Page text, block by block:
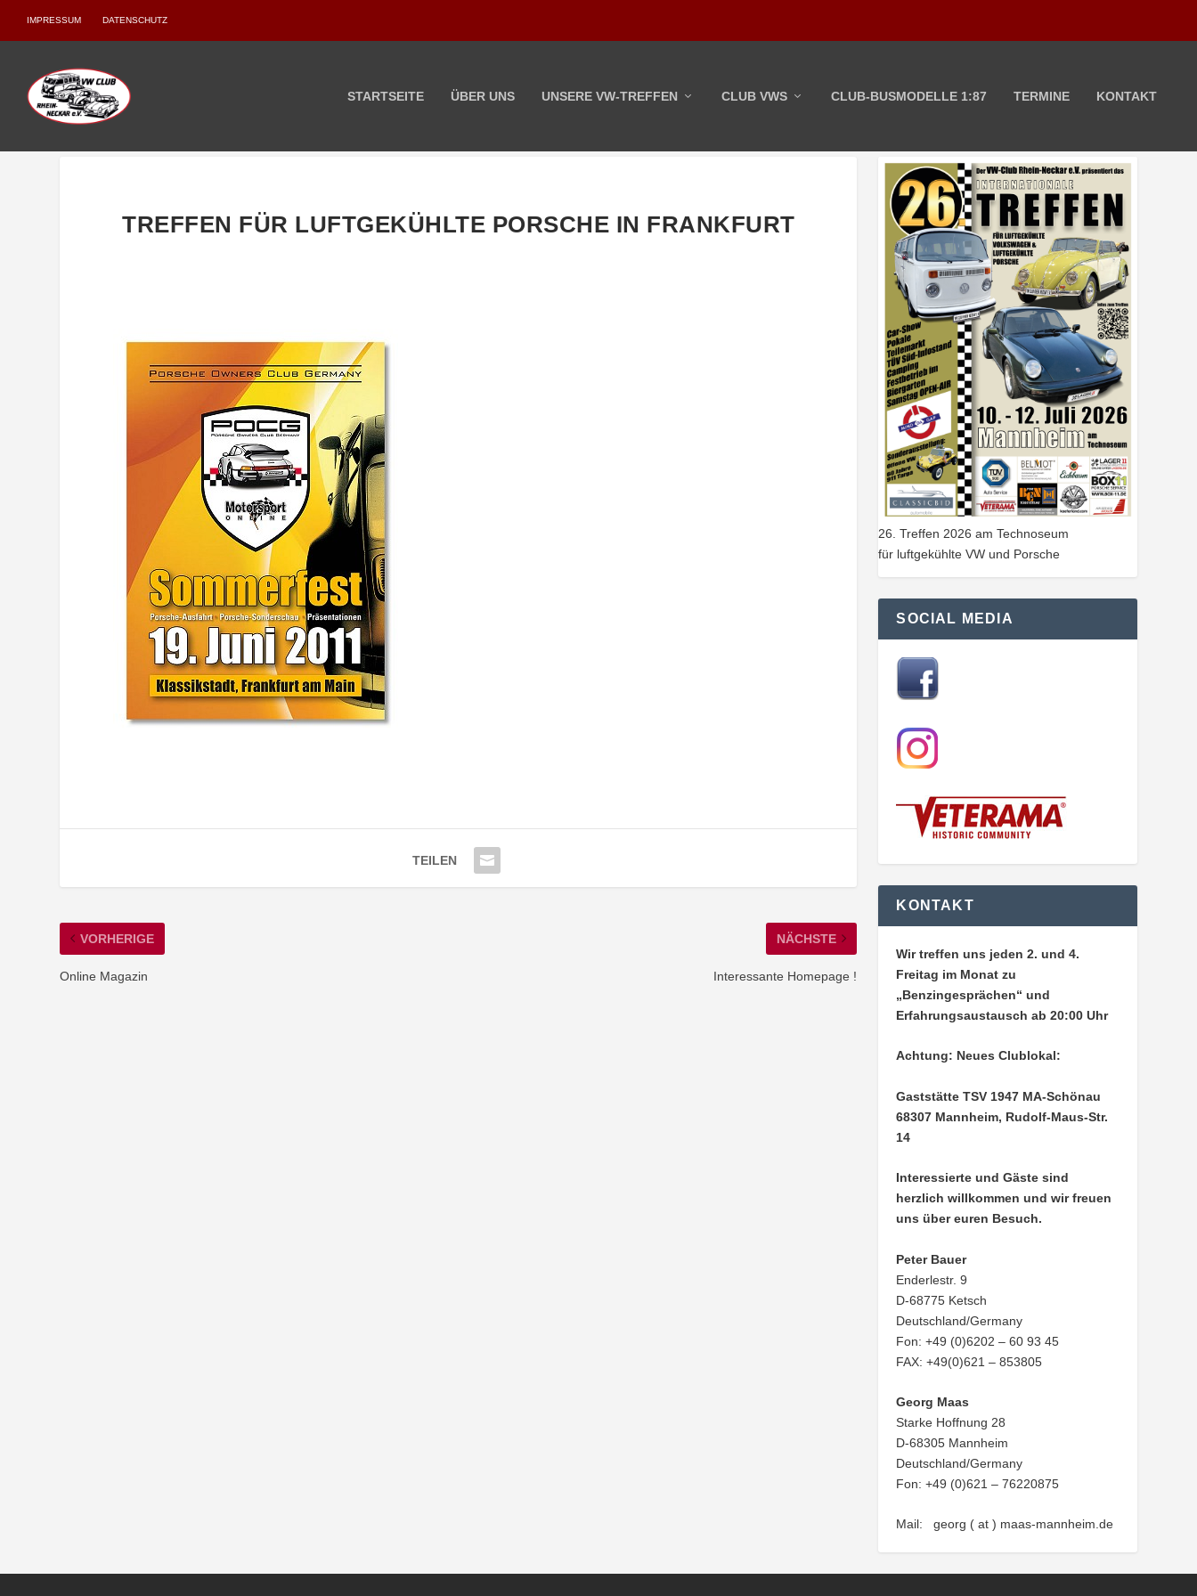
IMPRESSUM DATENSCHUTZ
STARTSEITE ÜBER UNS UNSERE VW-TREFFEN CLUB VWS CLUB-BUSMODELLE 1:87 TERMINE KONTAKT
TREFFEN FÜR LUFTGEKÜHLTE PORSCHE IN FRANKFURT
TEILEN
VORHERIGE
Online Magazin
NÄCHSTE
Interessante Homepage !
26. Treffen 2026 am Technoseum
für luftgekühlte VW und Porsche
SOCIAL MEDIA
KONTAKT
Wir treffen uns jeden 2. und 4.
Freitag im Monat zu
„Benzingesprächen“ und
Erfahrungsaustausch ab 20:00 Uhr
Achtung: Neues Clublokal:
Gaststätte TSV 1947 MA-Schönau
68307 Mannheim, Rudolf-Maus-Str.
14
Interessierte und Gäste sind
herzlich willkommen und wir freuen
uns über euren Besuch.
Peter Bauer
Enderlestr. 9
D-68775 Ketsch
Deutschland/Germany
Fon: +49 (0)6202 – 60 93 45
FAX: +49(0)621 – 853805
Georg Maas
Starke Hoffnung 28
D-68305 Mannheim
Deutschland/Germany
Fon: +49 (0)621 – 76220875
Mail: georg ( at ) maas-mannheim.de